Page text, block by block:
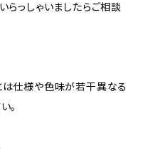
らっしゃいましたらご相談
は仕様や色味が若干異なる
。